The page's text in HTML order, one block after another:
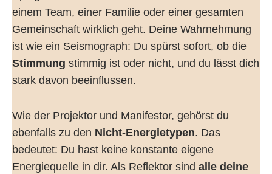
einem Team, einer Familie oder einer gesamten
Gemeinschaft wirklich geht. Deine Wahrnehmung
ist wie ein Seismograph: Du spürst sofort, ob die
Stimmung stimmig ist oder nicht, und du lässt dich
stark davon beeinflussen.
Wie der Projektor und Manifestor, gehörst du
ebenfalls zu den Nicht-Energietypen. Das
bedeutet: Du hast keine konstante eigene
Energiequelle in dir. Als Reflektor sind alle deine